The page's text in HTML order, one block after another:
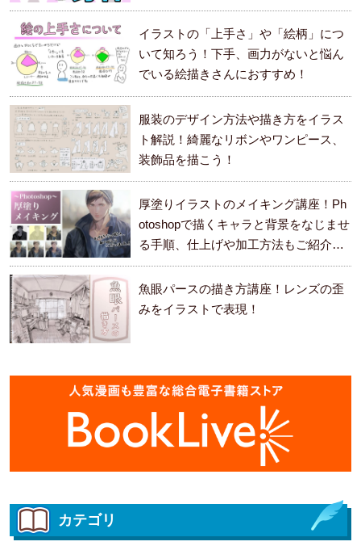
イラストの「上手さ」や「絵柄」につ
いて知ろう！下手、画力がないと悩ん
でいる絵描きさんにおすすめ！
服装のデザイン方法や描き方をイラス
ト解説！綺麗なリボンやワンピース、
装飾品を描こう！
厚塗りイラストのメイキング講座！Ph
otoshopで描くキャラと背景をなじませ
る手順、仕上げや加工方法もご紹介し
ます。
魚眼パースの描き方講座！レンズの歪
みをイラストで表現！
カテゴリ